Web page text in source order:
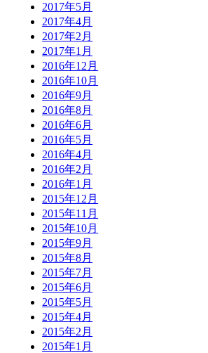
2017年5月
2017年4月
2017年2月
2017年1月
2016年12月
2016年10月
2016年9月
2016年8月
2016年6月
2016年5月
2016年4月
2016年2月
2016年1月
2015年12月
2015年11月
2015年10月
2015年9月
2015年8月
2015年7月
2015年6月
2015年5月
2015年4月
2015年2月
2015年1月